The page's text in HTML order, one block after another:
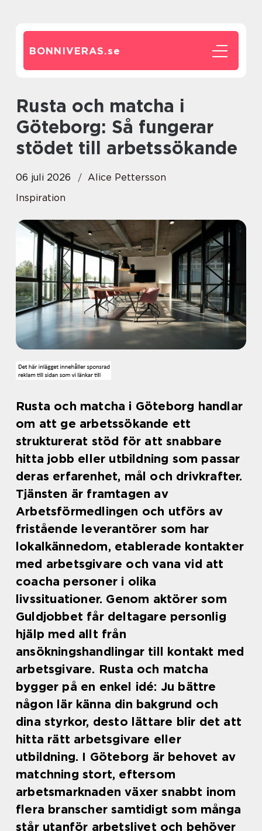
BONNIVERAS.se
Rusta och matcha i
Göteborg: Så fungerar
stödet till arbetssökande
06 juli 2026
Alice Pettersson
Inspiration
Rusta och matcha i Göteborg handlar
om att ge arbetssökande ett
strukturerat stöd för att snabbare
hitta jobb eller utbildning som passar
deras erfarenhet, mål och drivkrafter.
Tjänsten är framtagen av
Arbetsförmedlingen och utförs av
fristående leverantörer som har
lokalkännedom, etablerade kontakter
med arbetsgivare och vana vid att
coacha personer i olika
livssituationer. Genom aktörer som
Guldjobbet får deltagare personlig
hjälp med allt från
ansökningshandlingar till kontakt med
arbetsgivare. Rusta och matcha
bygger på en enkel idé: Ju bättre
någon lär känna din bakgrund och
dina styrkor, desto lättare blir det att
hitta rätt arbetsgivare eller
utbildning. I Göteborg är behovet av
matchning stort, eftersom
arbetsmarknaden växer snabbt inom
flera branscher samtidigt som många
står utanför arbetslivet och behöver